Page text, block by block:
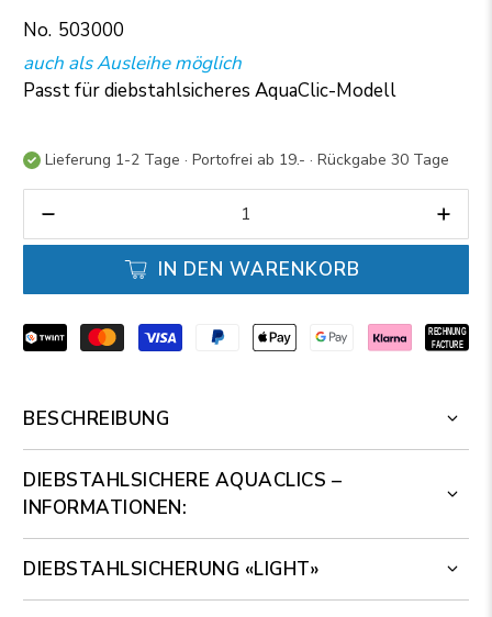
503000
auch als Ausleihe möglich
Passt für diebstahlsicheres AquaClic-Modell
Lieferung 1-2 Tage · Portofrei ab 19.- · Rückgabe 30 Tage
IN DEN WARENKORB
BESCHREIBUNG
DIEBSTAHLSICHERE AQUACLICS –
INFORMATIONEN:
DIEBSTAHLSICHERUNG «LIGHT»